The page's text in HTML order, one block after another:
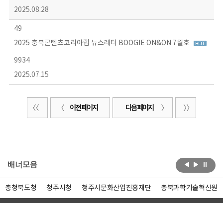
2025.08.28
49
2025 충북콘텐츠코리아랩 뉴스레터 BOOGIE ON&ON 7월호
9934
2025.07.15
이전 페이지 다음 페이지
배너모음
충청북도청 청주시청 청주시문화산업진흥재단 충북과학기술혁신원